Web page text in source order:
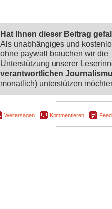
Hat Ihnen dieser Beitrag
Als unabhängiges und
ohne paywall brauchen wir die
Unterstützung unserer
verantwortlichen
monatlich) unterstützen
Weitersagen Kommentieren